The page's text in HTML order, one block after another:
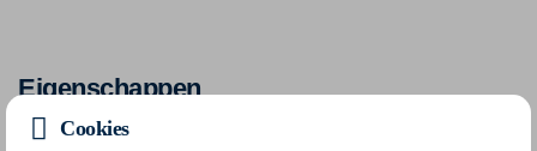
Eigenschappen
Cookies